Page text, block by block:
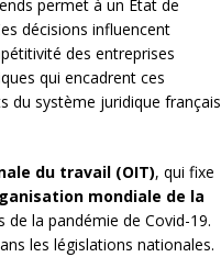
permet à un État de
décisions influencent
des entreprises
qui encadrent ces
du système juridique français
du travail (OIT), qui fixe
mondiale de la
la pandémie de Covid-19.
les législations nationales.